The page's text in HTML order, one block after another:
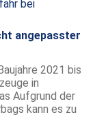
angepasster
2021 bis
in
Aufgrund der
kann es zu